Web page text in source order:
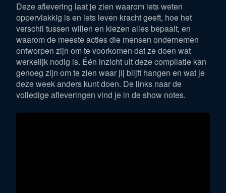
Deze aflevering laat je zien waarom iets weten
oppervlakkig is en iets leven kracht geeft, hoe het
verschil tussen willen en kiezen alles bepaalt, en
waarom de meeste acties die mensen ondernemen
ontworpen zijn om te voorkomen dat ze doen wat
werkelijk nodig is. Één inzicht uit deze compilatie kan
genoeg zijn om te zien waar jij blijft hangen en wat je
deze week anders kunt doen. De links naar de
volledige afleveringen vind je in de show notes.